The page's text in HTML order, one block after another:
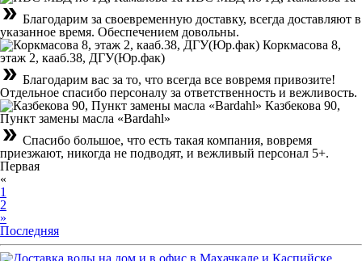
double_arrow Благодарим за своевременную доставку, всегда доставляют в
указанное время. Обеспечением довольны.
Коркмасова 8,
этаж 2, кааб.38, ДГУ(Юр.фак)
double_arrow Благодарим вас за то, что всегда все вовремя привозите!
Отдельное спасибо персоналу за ответственность и вежливость.
Казбекова 90,
Пункт замены масла «Bardahl»
double_arrow Спасибо большое, что есть такая компания, вовремя
приезжают, никогда не подводят, и вежливый персонал 5+.
Первая
«
1
2
»
Последняя